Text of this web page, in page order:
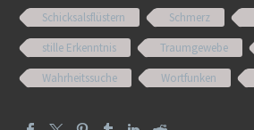
Schicksalsflüstern
Schmerz
stille Erkenntnis
Traumgewebe
Wahrheitssuche
Wortfunken